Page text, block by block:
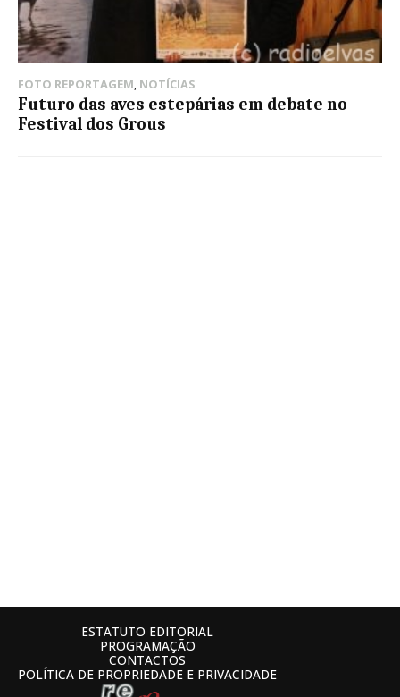
FOTO REPORTAGEM, NOTÍCIAS
Futuro das aves estepárias em debate no
Festival dos Grous
ESTATUTO EDITORIAL
PROGRAMAÇÃO
CONTACTOS
POLÍTICA DE PROPRIEDADE E PRIVACIDADE